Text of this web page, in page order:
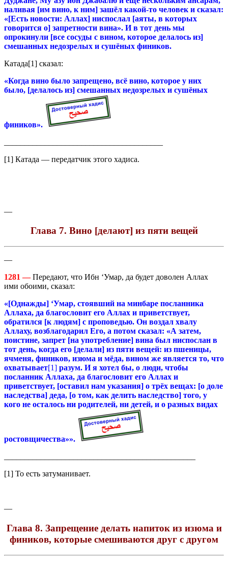
наливая [им вино, к ним] зашёл какой-то человек и сказал:
«[Есть новости: Аллах] ниспослал [аяты, в которых
говорится о] запретности вина». И в тот день мы
опрокинули [все сосуды с вином, которое делалось из]
смешанных недозрелых и сушёных фиников.
Катада[1] сказал:
«Когда вино было запрещено, всё вино, которое у них
было, [делалось из] смешанных недозрелых и сушёных
фиников».
[1] Катада — передатчик этого хадиса.
—
Глава 7. Вино [делают] из пяти вещей
—
1281 —Передают, что Ибн ‘Умар, да будет доволен Аллах
ими обоими, сказал:
«[Однажды] ‘Умар, стоявший на минбаре посланника
Аллаха, да благословит его Аллах и приветствует,
обратился [к людям] с проповедью. Он воздал хвалу
Аллаху, возблагодарил Его, а потом сказал: «А затем,
поистине, запрет [на употребление] вина был ниспослан в
тот день, когда его [делали] из пяти вещей: из пшеницы,
ячменя, фиников, изюма и мёда, вином же является то, что
охватывает[1] разум. И я хотел бы, о люди, чтобы
посланник Аллаха, да благословит его Аллах и
приветствует, [оставил нам указания] о трёх вещах: [о доле
наследства] деда, [о том, как делить наследство] того, у
кого не осталось ни родителей, ни детей, и о разных видах
ростовщичества»».
[1] То есть затуманивает.
—
Глава 8. Запрещение делать напиток из изюма и
фиников, которые смешиваются друг с другом